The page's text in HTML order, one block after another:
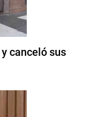
canceló sus